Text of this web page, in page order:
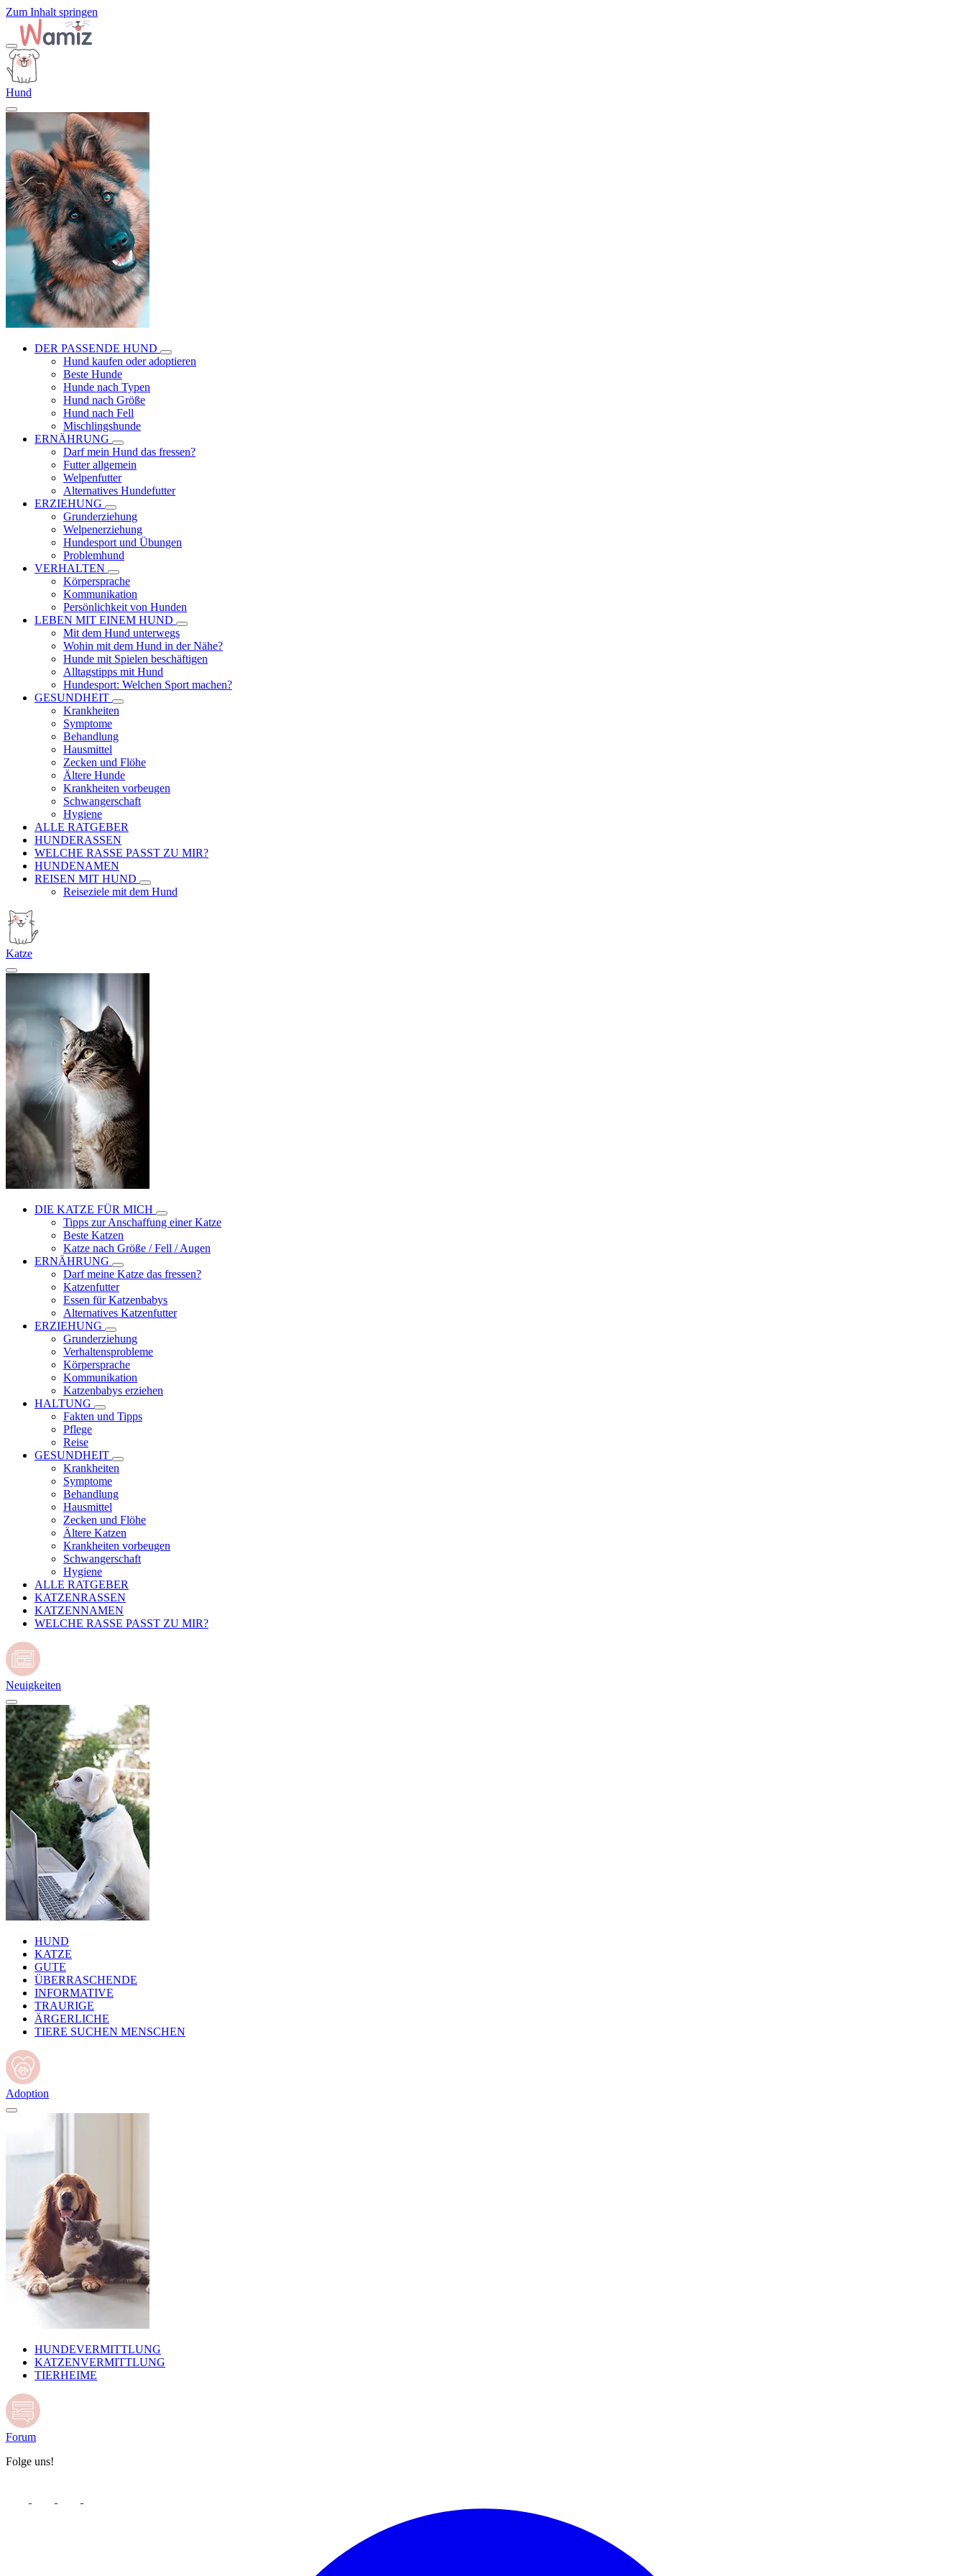
Zum Inhalt springen
Hund
DER PASSENDE HUND
Hund kaufen oder adoptieren
Beste Hunde
Hunde nach Typen
Hund nach Größe
Hund nach Fell
Mischlingshunde
ERNÄHRUNG
Darf mein Hund das fressen?
Futter allgemein
Welpenfutter
Alternatives Hundefutter
ERZIEHUNG
Grunderziehung
Welpenerziehung
Hundesport und Übungen
Problemhund
VERHALTEN
Körpersprache
Kommunikation
Persönlichkeit von Hunden
LEBEN MIT EINEM HUND
Mit dem Hund unterwegs
Wohin mit dem Hund in der Nähe?
Hunde mit Spielen beschäftigen
Alltagstipps mit Hund
Hundesport: Welchen Sport machen?
GESUNDHEIT
Krankheiten
Symptome
Behandlung
Hausmittel
Zecken und Flöhe
Ältere Hunde
Krankheiten vorbeugen
Schwangerschaft
Hygiene
ALLE RATGEBER
HUNDERASSEN
WELCHE RASSE PASST ZU MIR?
HUNDENAMEN
REISEN MIT HUND
Reiseziele mit dem Hund
Katze
DIE KATZE FÜR MICH
Tipps zur Anschaffung einer Katze
Beste Katzen
Katze nach Größe / Fell / Augen
ERNÄHRUNG
Darf meine Katze das fressen?
Katzenfutter
Essen für Katzenbabys
Alternatives Katzenfutter
ERZIEHUNG
Grunderziehung
Verhaltensprobleme
Körpersprache
Kommunikation
Katzenbabys erziehen
HALTUNG
Fakten und Tipps
Pflege
Reise
GESUNDHEIT
Krankheiten
Symptome
Behandlung
Hausmittel
Zecken und Flöhe
Ältere Katzen
Krankheiten vorbeugen
Schwangerschaft
Hygiene
ALLE RATGEBER
KATZENRASSEN
KATZENNAMEN
WELCHE RASSE PASST ZU MIR?
Neuigkeiten
HUND
KATZE
GUTE
ÜBERRASCHENDE
INFORMATIVE
TRAURIGE
ÄRGERLICHE
TIERE SUCHEN MENSCHEN
Adoption
HUNDEVERMITTLUNG
KATZENVERMITTLUNG
TIERHEIME
Forum
Folge uns!